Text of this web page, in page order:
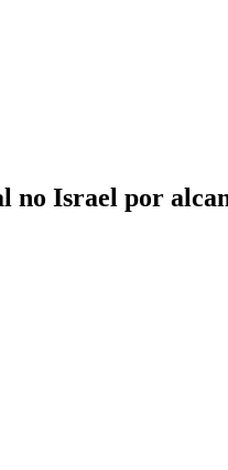
no Israel por